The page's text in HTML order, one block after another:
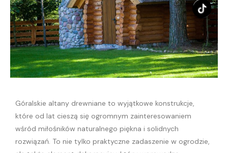
Góralskie altany drewniane to wyjątkowe konstrukcje,
które od lat cieszą się ogromnym zainteresowaniem
wśród miłośników naturalnego piękna i solidnych
rozwiązań. To nie tylko praktyczne zadaszenie w ogrodzie,